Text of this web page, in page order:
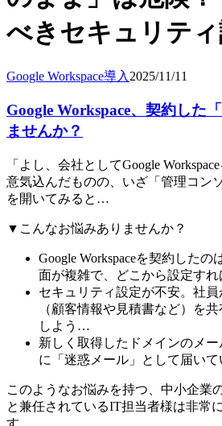
べきセキュリティ
Google Workspace導入 2025/11/11
Google Workspace、契約した
ませんか？
「よし、会社としてGoogle
意気込んだものの、いざ「管理コン
を開いてみると…
▼こんなお悩みありませんか？
Google Workspaceを契約した
面が複雑で、どこから設定す
セキュリティ設定が不安。社
（顧客情報や見積書など）を
しよう…
新しく取得したドメインのメ
に「迷惑メール」として届い
このようなお悩みを持つ、中小企業
と兼任されているIT担当者様は非常
す。